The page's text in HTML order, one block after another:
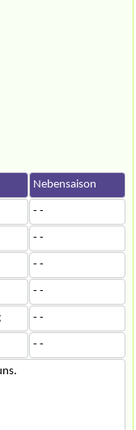
Nebensaison
- -
- -
- -
- -
- -
- -